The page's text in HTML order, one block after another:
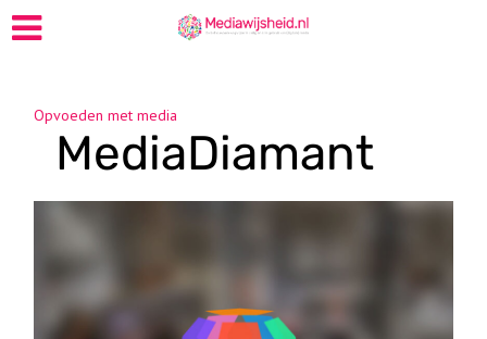
Opvoeden met media
MediaDiamant